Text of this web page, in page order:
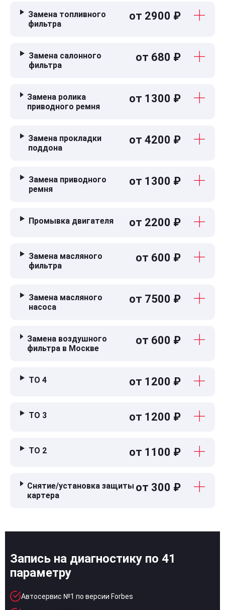
Замена топливного
фильтра
от 2900 ₽
Замена салонного
фильтра
от 680 ₽
Замена ролика
приводного ремня
от 1300 ₽
Замена прокладки
поддона
от 4200 ₽
Замена приводного
ремня
от 1300 ₽
Промывка двигателя от 2200 ₽
Замена масляного
фильтра
от 600 ₽
Замена масляного
насоса
от 7500 ₽
Замена воздушного
фильтра в Москве
от 600 ₽
ТО 4 от 1200 ₽
ТО 3 от 1200 ₽
ТО 2 от 1100 ₽
Снятие/установка защиты
картера
от 300 ₽
Запись на диагностику по 41
параметру
Автосервис №1 по версии Forbes